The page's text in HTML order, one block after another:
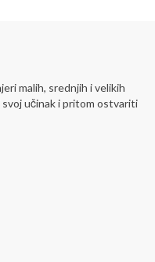
malih, srednjih i velikih
učinak i pritom ostvariti